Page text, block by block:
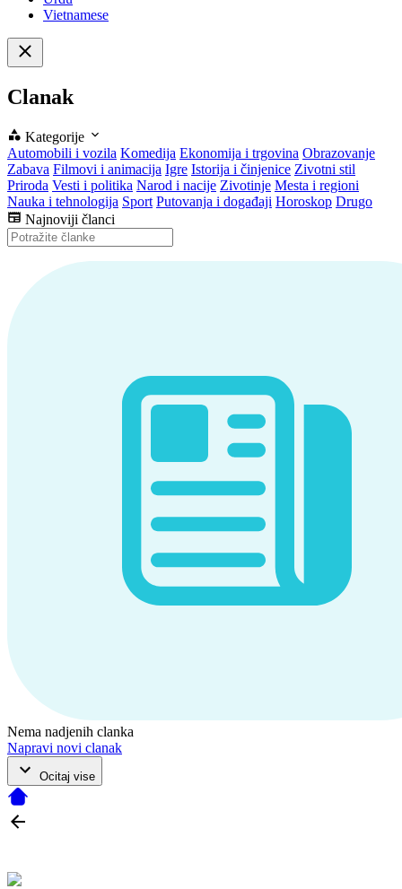
Vietnamese
Clanak
Kategorije
Automobili i vozila Komedija Ekonomija i trgovina Obrazovanje
Zabava Filmovi i animacija Igre Istorija i činjenice Zivotni stil
Priroda Vesti i politika Narod i nacije Zivotinje Mesta i regioni
Nauka i tehnologija Sport Putovanja i događaji Horoskop Drugo
Najnoviji članci
Nema nadjenih clanka
Napravi novi clanak
Ocitaj vise